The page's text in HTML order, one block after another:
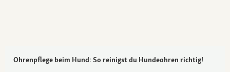
Ohrenpflege beim Hund: So reinigst du Hundeohren richtig!